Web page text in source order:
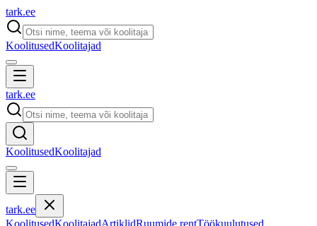
tark.ee
KoolitusedKoolitajad
tark.ee
KoolitusedKoolitajad
tark.ee
KoolitusedKoolitajadArtiklidRuumide rentTöökuulutused